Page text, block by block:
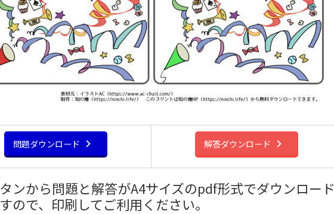
問題ダウンロード 解答ダウンロード
ンから問題と解答がA4サイズのpdf形式でダウンロード
ので、印刷してご利用ください。